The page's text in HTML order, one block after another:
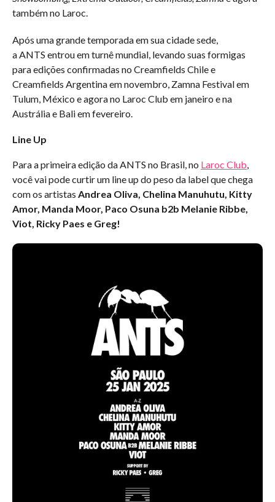
também no Laroc.
Após uma grande temporada em sua cidade sede,
a ANTS entrou em turnê mundial, levando suas formigas
para edições confirmadas no Creamfields Chile e
Creamfields Argentina em novembro, Zamna Festival em
Tulum, México e agora no Laroc Club em janeiro e na
Austrália e Bali em fevereiro.
Line Up
Para a primeira edição da ANTS no Brasil, no Laroc Club,
você vai pode curtir um line up do peso da label que chega
com os artistas Andrea Oliva, Chelina Manuhutu, Kitty
Amor, Manda Moor, Paco Osuna b2b Melanie Ribbe,
Viot, Ricky Paes e Greg!